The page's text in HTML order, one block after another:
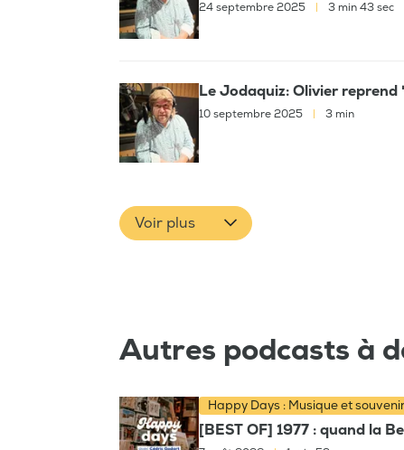
24 septembre 2025 3 min 43 sec
Le Jodaquiz: Olivier
10 septembre 2025 3 min
Voir plus
Autres podcasts à
Happy Days : Musique et
[BEST OF] 1977 : quand la